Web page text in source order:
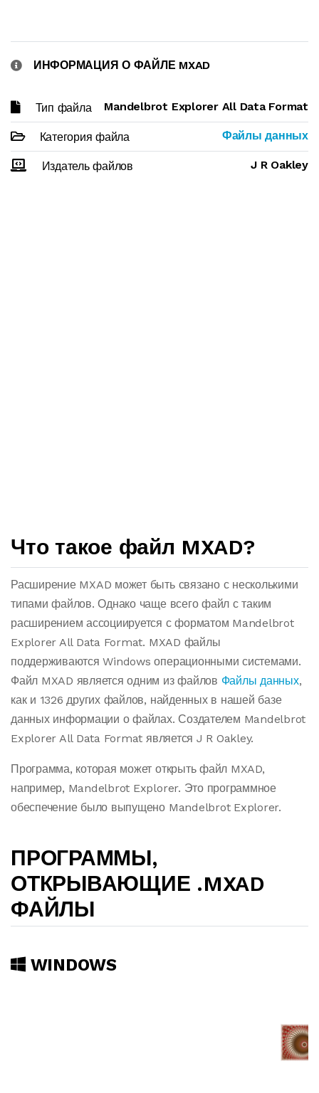
ИНФОРМАЦИЯ О ФАЙЛЕ MXAD
Тип файла Mandelbrot Explorer All Data Format
Категория файла Файлы данных
Издатель файлов J R Oakley
Что такое файл MXAD?
Расширение MXAD может быть связано с несколькими
типами файлов. Однако чаще всего файл с таким
расширением ассоциируется с форматом Mandelbrot
Explorer All Data Format. MXAD файлы
поддерживаются Windows операционными системами.
Файл MXAD является одним из файлов Файлы данных,
как и 1326 других файлов, найденных в нашей базе
данных информации о файлах. Создателем Mandelbrot
Explorer All Data Format является J R Oakley.
Программа, которая может открыть файл MXAD,
например, Mandelbrot Explorer. Это программное
обеспечение было выпущено Mandelbrot Explorer.
ПРОГРАММЫ,
ОТКРЫВАЮЩИЕ .MXAD
ФАЙЛЫ
WINDOWS